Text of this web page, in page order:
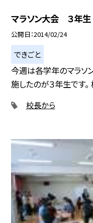
マラソン大会 ３年生
公開日 2014/02/24
できごと
今週は各学年のマラソ
施したのが３年生です。
校長から